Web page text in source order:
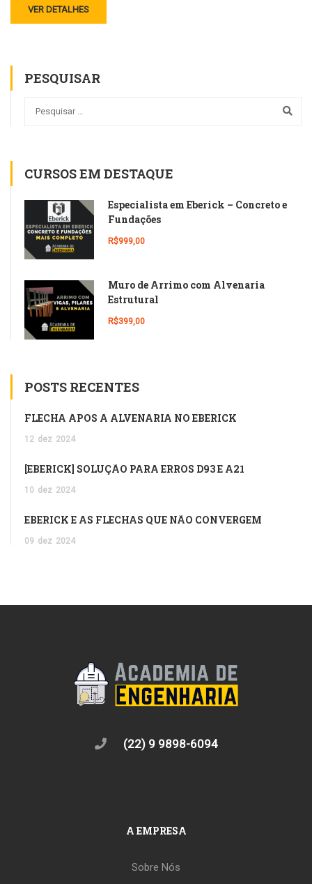
VER DETALHES
PESQUISAR
CURSOS EM DESTAQUE
Especialista em Eberick – Concreto e
Fundações
R$999,00
Muro de Arrimo com Alvenaria
Estrutural
R$399,00
POSTS RECENTES
FLECHA APÓS A ALVENARIA NO EBERICK
12 dez 2024
[EBERICK] SOLUÇÃO PARA ERROS D93 E A21
10 dez 2024
EBERICK E AS FLECHAS QUE NÃO CONVERGEM
09 dez 2024
(22) 9 9898-6094
A EMPRESA
Sobre Nós